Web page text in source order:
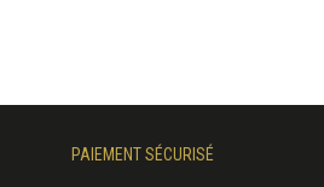
PAIEMENT SÉCURISÉ